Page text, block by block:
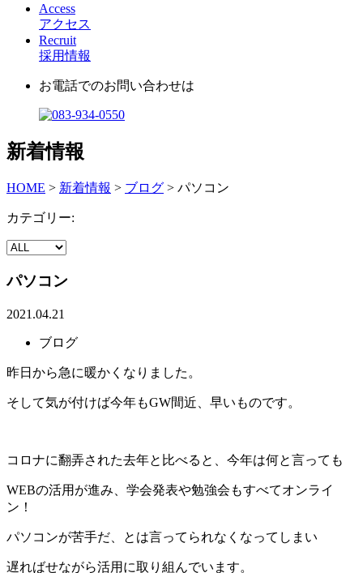
Access
アクセス
Recruit
採用情報
お電話でのお問い合わせは
新着情報
HOME > 新着情報 > ブログ > パソコン
カテゴリー:
パソコン
2021.04.21
ブログ
昨日から急に暖かくなりました。
そして気が付けば今年もGW間近、早いものです。
コロナに翻弄された去年と比べると、今年は何と言っても
WEBの活用が進み、学会発表や勉強会もすべてオンライ
ン！
パソコンが苦手だ、とは言ってられなくなってしまい
遅ればせながら活用に取り組んでいます。